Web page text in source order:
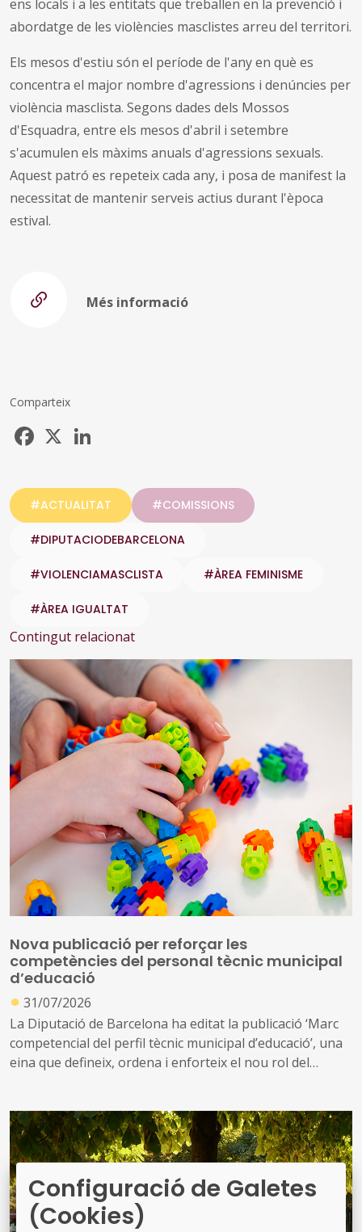
ens locals i a les entitats que treballen en la prevenció i
abordatge de les violències masclistes arreu del territori.
Els mesos d'estiu són el període de l'any en què es
concentra el major nombre d'agressions i denúncies per
violència masclista. Segons dades dels Mossos
d'Esquadra, entre els mesos d'abril i setembre
s'acumulen els màxims anuals d'agressions sexuals.
Aquest patró es repeteix cada any, i posa de manifest la
necessitat de mantenir serveis actius durant l'època
estival.
Més informació
Comparteix
Facebook
#ACTUALITAT #COMISSIONS
#DIPUTACIODEBARCELONA
#VIOLENCIAMASCLISTA #ÀREA FEMINISME
#ÀREA IGUALTAT
Contingut relacionat
Nova publicació per reforçar les
competències del personal tècnic municipal
d’educació
● 31/07/2026
La Diputació de Barcelona ha editat la publicació ‘Marc
competencial del perfil tècnic municipal d’educació’, una
eina que defineix, ordena i enforteix el nou rol del
locals
Configuració de Galetes
(Cookies)